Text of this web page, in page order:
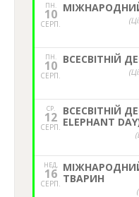
ПН.
10
СЕРП.
ПН.
10
СЕРП.
ВСЕСВІТНІЙ
СР.
12
СЕРП.
ВСЕСВІТНІЙ
ELEPHANT
НЕД,
16
СЕРП. ТВАРИН